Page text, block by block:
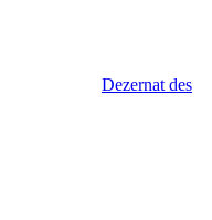
Dezernat des